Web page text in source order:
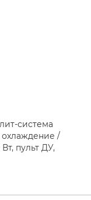
система
/
пульт ДУ,